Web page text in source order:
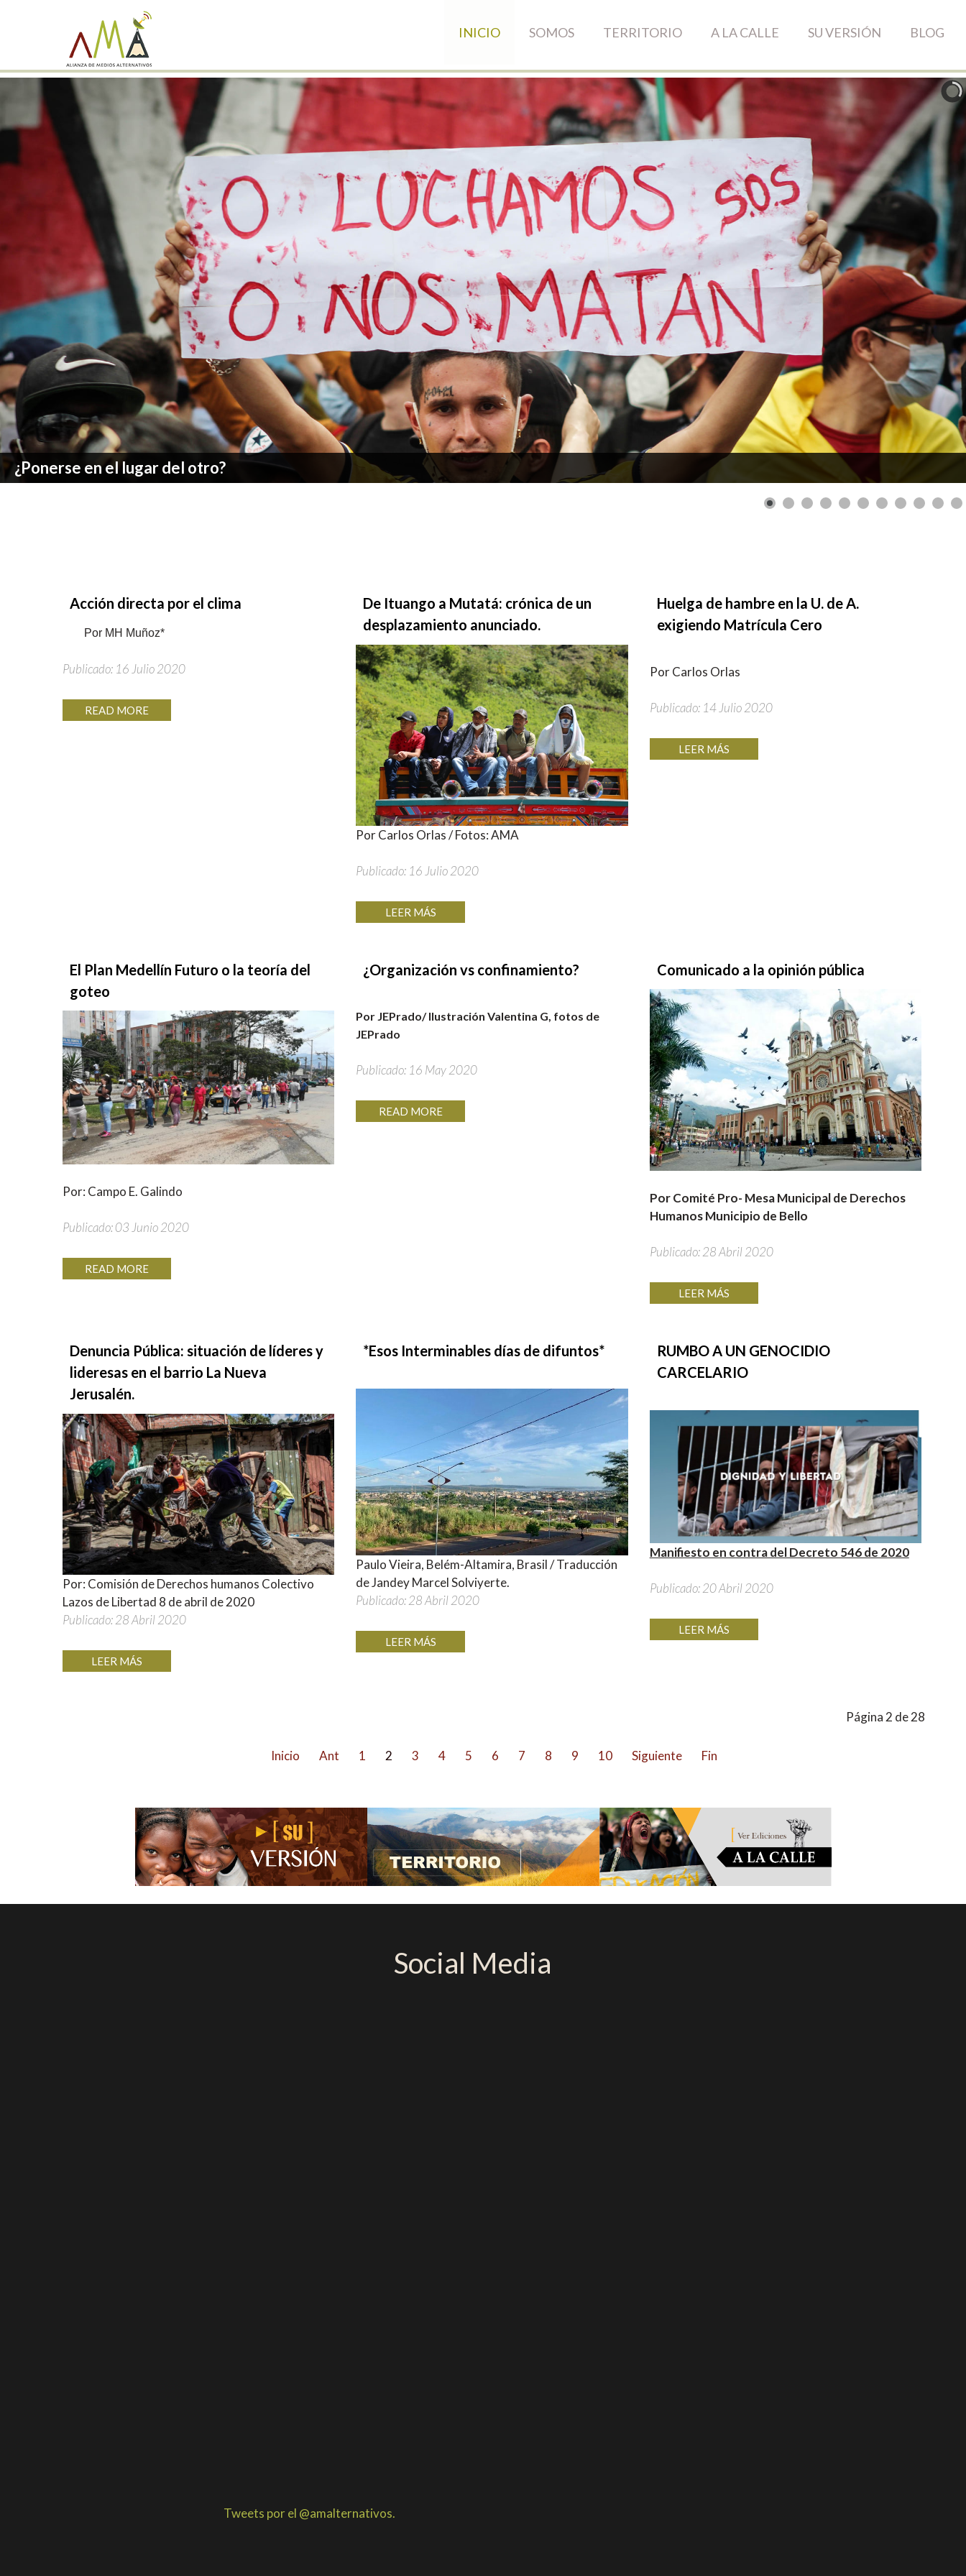
INICIO SOMOS TERRITORIO A LA CALLE SU VERSIÓN BLOG
¿Ponerse en el lugar del otro?
Acción directa por el clima
Por MH Muñoz*
Publicado: 16 Julio 2020
READ MORE
De Ituango a Mutatá: crónica de un
desplazamiento anunciado.
Por Carlos Orlas / Fotos: AMA
Publicado: 16 Julio 2020
LEER MÁS
Huelga de hambre en la U. de A.
exigiendo Matrícula Cero
Por Carlos Orlas
Publicado: 14 Julio 2020
LEER MÁS
El Plan Medellín Futuro o la teoría del
goteo
Por: Campo E. Galindo
Publicado: 03 Junio 2020
READ MORE
¿Organización vs confinamiento?
Por JEPrado/ Ilustración Valentina G, fotos de
JEPrado
Publicado: 16 May 2020
READ MORE
Comunicado a la opinión pública
Por Comité Pro- Mesa Municipal de Derechos
Humanos Municipio de Bello
Publicado: 28 Abril 2020
LEER MÁS
Denuncia Pública: situación de líderes y
lideresas en el barrio La Nueva
Jerusalén.
Por: Comisión de Derechos humanos Colectivo
Lazos de Libertad 8 de abril de 2020
Publicado: 28 Abril 2020
LEER MÁS
*Esos Interminables días de difuntos*
Paulo Vieira, Belém-Altamira, Brasil / Traducción
de Jandey Marcel Solviyerte.
Publicado: 28 Abril 2020
LEER MÁS
RUMBO A UN GENOCIDIO
CARCELARIO
Manifiesto en contra del Decreto 546 de 2020
Publicado: 20 Abril 2020
LEER MÁS
Página 2 de 28
Inicio Ant 1 2 3 4 5 6 7 8 9 10 Siguiente Fin
Social Media
Tweets por el @amalternativos.